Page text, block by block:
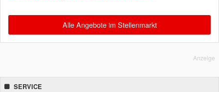
Alle Angebote im Stellenmarkt
Anzeige
SERVICE